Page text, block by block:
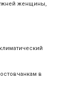
женщины,
в